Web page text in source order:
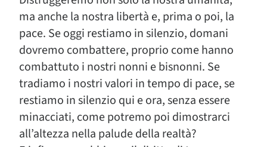
ma anche la nostra libertà e, prima o poi, la
pace. Se oggi restiamo in silenzio, domani
dovremo combattere, proprio come hanno
combattuto i nostri nonni e bisnonni. Se
tradiamo i nostri valori in tempo di pace, se
restiamo in silenzio qui e ora, senza essere
minacciati, come potremo poi dimostrarci
all’altezza nella palude della realtà?